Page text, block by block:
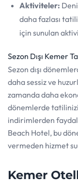
Aktiviteler:
daha fazlası
için sunulan
Sezon Dışı Kemer
Sezon dışı
daha sessiz ve
zamanda daha
dönemlerde
indirimlerden
Beach Hotel, bu
vermeden hizmet
Kemer